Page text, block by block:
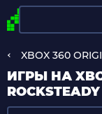
XBOX 360
ИГРЫ НА